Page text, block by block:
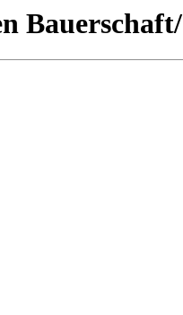
Bauerschaft/